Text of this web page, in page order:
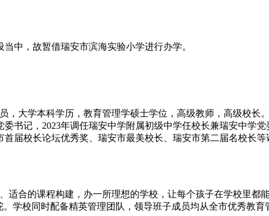
中，故暂借瑞安市滨海实验小学进行办学。
大学本科学历，教育管理学硕士学位，高级教师，高级校长
书记，2023年调任瑞安中学附属初级中学任校长兼瑞安中学
届校长论坛优秀奖、瑞安市最美校长、瑞安市第二届名校长
合的课程构建，办一所理想的学校，让每个孩子在学校里都
学校同时配备精英管理团队，领导班子成员均从全市优秀教